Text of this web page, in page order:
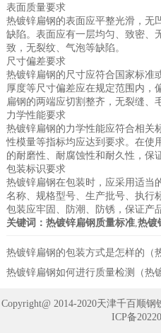
表面质量要求
热镀锌扁钢的表面应平整光滑，无
缺陷。表面应有一层均匀、致密、
致，无裂纹、气泡等缺陷。
尺寸偏差要求
热镀锌扁钢的尺寸应符合国家标准
厚度等尺寸偏差应在规定范围内，
扁钢的两端应切割整齐，无裂缝、
力学性能要求
热镀锌扁钢的力学性能应符合相关
性模量等指标均应达到要求。在使
的耐磨性、耐腐蚀性和耐久性，保
包装标识要求
热镀锌扁钢在包装时，应采用适当
名称、规格型号、生产批号、执行
包装应牢固、防潮、防锈，保证产
关键词： 热镀锌扁钢质量标准, 热镀
热镀锌扁钢的包装方式是怎样的（
热镀锌扁钢如何进行质量检测（热
Copyright@ 2014-2020天津千百顺
ICP备